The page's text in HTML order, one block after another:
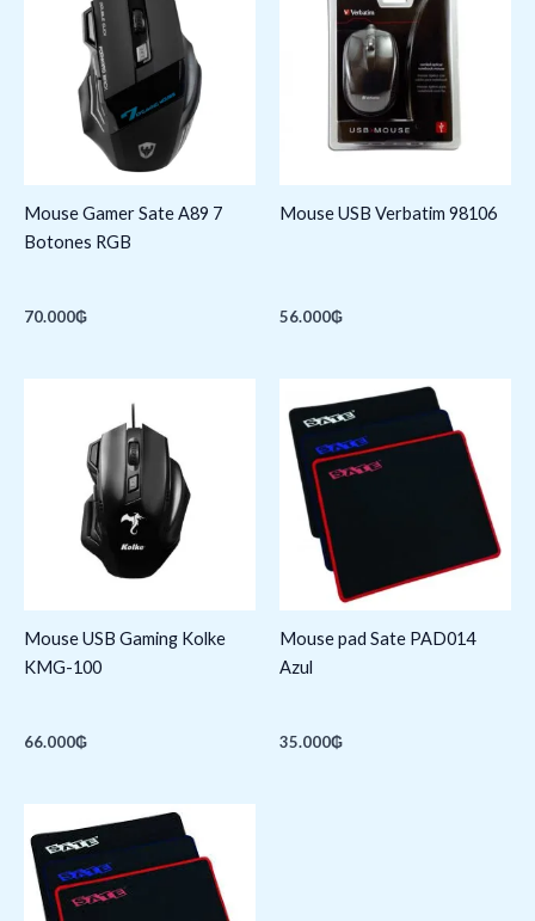
Mouse Gamer Sate A89 7
Botones RGB
70.000₲
Mouse USB Verbatim 98106
56.000₲
Mouse USB Gaming Kolke
KMG-100
66.000₲
Mouse pad Sate PAD014
Azul
35.000₲